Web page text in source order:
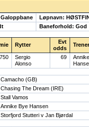
Løpnavn:
Baneforhold: God
Rytter
Evt
odds
Trener
Sergio
Alonso
69
Camacho (GB)
Chasing The Dream (IRE)
Stall Vamos
Annike Bye Hansen
Storfjord Stutteri v Jan Bjørdal